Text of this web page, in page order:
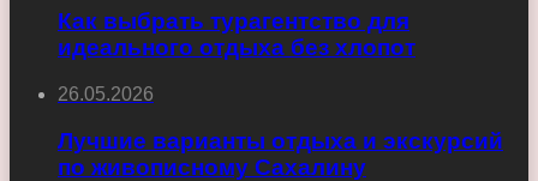
Как выбрать турагентство для
идеального отдыха без хлопот
26.05.2026
Лучшие варианты отдыха и экскурсий
по живописному Сахалину